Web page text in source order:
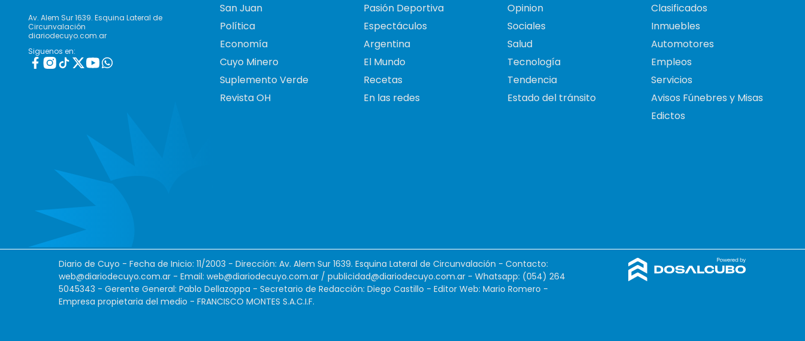
Av. Alem Sur 1639. Esquina Lateral de
Circunvalación
diariodecuyo.com.ar
Siguenos en:
San Juan
Política
Economía
Cuyo Minero
Suplemento Verde
Revista OH
Pasión Deportiva
Espectáculos
Argentina
El Mundo
Recetas
En las redes
Opinion
Sociales
Salud
Tecnología
Tendencia
Estado del tránsito
Clasificados
Inmuebles
Automotores
Empleos
Servicios
Avisos Fúnebres y Misas
Edictos
Diario de Cuyo - Fecha de Inicio: 11/2003 - Dirección: Av. Alem Sur 1639. Esquina Lateral de Circunvalación - Contacto:
web@diariodecuyo.com.ar - Email: web@diariodecuyo.com.ar / publicidad@diariodecuyo.com.ar - Whatsapp: (054) 264
5045343 - Gerente General: Pablo Dellazoppa - Secretario de Redacción: Diego Castillo - Editor Web: Mario Romero -
Empresa propietaria del medio - FRANCISCO MONTES S.A.C.I.F.